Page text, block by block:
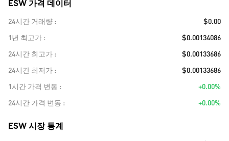
ESW 가격 데이터
24시간 거래량
$0.00
1년 최고가
$0.00134086
24시간 최고가
$0.00133686
24시간 최저가
$0.00133686
1시간 가격 변동
+0.00%
24시간 가격 변동
+0.00%
ESW 시장 통계